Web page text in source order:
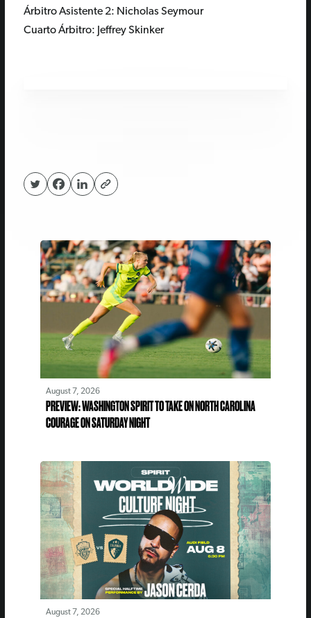
Árbitro Asistente 2: Nicholas Seymour
Cuarto Árbitro: Jeffrey Skinker
August 7, 2026
PREVIEW: WASHINGTON SPIRIT TO TAKE ON NORTH CAROLINA
COURAGE ON SATURDAY NIGHT
August 7, 2026